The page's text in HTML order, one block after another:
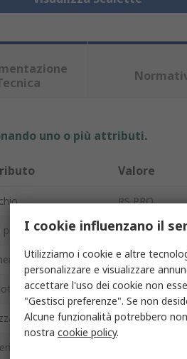
uno o più attributi.
Valore
RS PRO
prodotto Scale
gradini 6
Gradini di
piattaforma 1.4m
I cookie influenzano il
Utilizziamo i cookie e altre
personalizzare e visualizzare
accettare l'uso dei cookie non
"Gestisci preferenze". Se non
Alcune funzionalità potrebbero
nostra cookie policy.